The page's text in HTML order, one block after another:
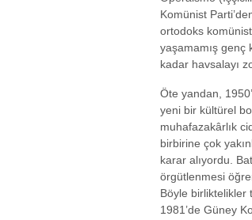
Komünist
ortodoks
yaşamamış genç
kadar havsalayı
Öte yandan,
yeni bir kültürel
muhafazakârlık
birbirine çok
karar alıyordu.
örgütlenmesi
Böyle birliktelikler
1981’de Güney